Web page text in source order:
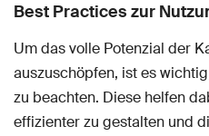
Best Practices zur
Um das volle Potenzial der
auszuschöpfen, ist es
zu beachten. Diese helfen
effizienter zu gestalten und